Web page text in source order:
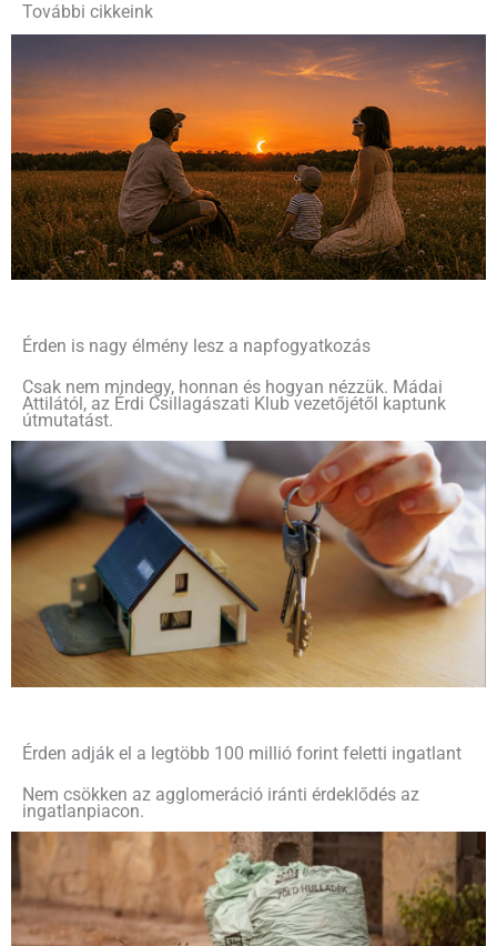
További cikkeink
Érden is nagy élmény lesz a napfogyatkozás
Csak nem mindegy, honnan és hogyan nézzük. Mádai
Attilától, az Érdi Csillagászati Klub vezetőjétől kaptunk
útmutatást.
Érden adják el a legtöbb 100 millió forint feletti ingatlant
Nem csökken az agglomeráció iránti érdeklődés az
ingatlanpiacon.